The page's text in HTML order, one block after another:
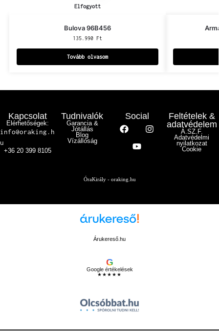
Elfogyott
Bulova 96B456
135.990 Ft
Tovább olvasom
Kapcsolat
Elérhetőségek:
info@oraking.h
u
+36 20 399 8105
Tudnivalók
Garancia &
Jótállás
Blog
Vízállóság
Social
Feltételek &
adatvédelem
Á.SZ.F.
Adatvédelmi
nyilatkozat
Cookie
ÓraKirály - oraking.hu
Árukereső.hu
G
Google értékelések
★★★★★